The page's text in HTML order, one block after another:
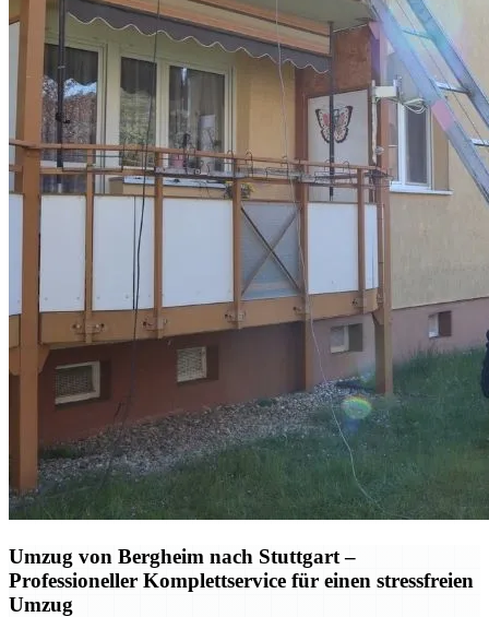
Umzug von Bergheim nach Stuttgart –
Professioneller Komplettservice für einen stressfreien
Umzug